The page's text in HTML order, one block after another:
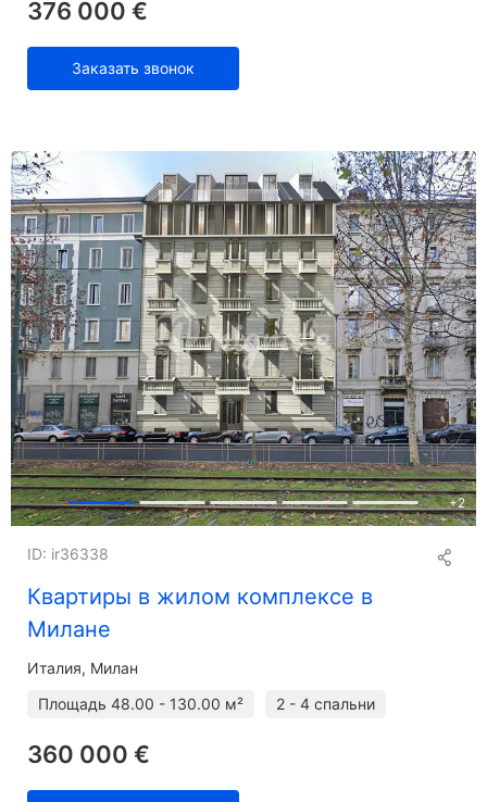
376 000 €
Заказать звонок
+2
Квартиры в жилом комплексе в
Милане
ID: ir36338
Италия, Милан
Площадь 48.00 - 130.00 м² 2 - 4 спальни
360 000 €